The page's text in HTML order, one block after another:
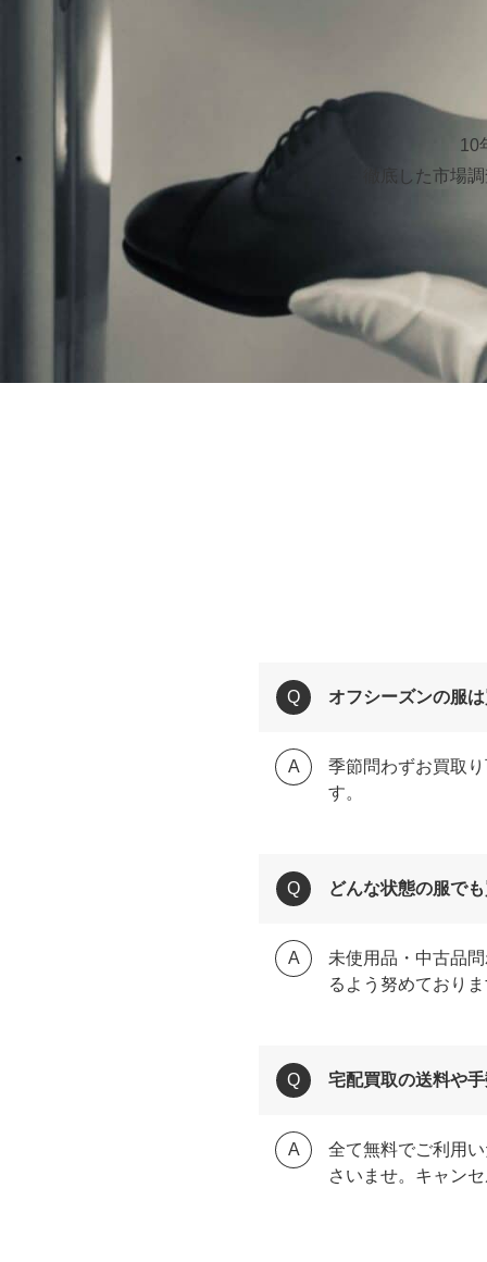
10
徹底した市場
オフシーズンの服
季節問わずお買取
す。
どんな状態の服で
未使用品・中古品
るよう努めており
宅配買取の送料や
全て無料でご利用
さいませ。キャン